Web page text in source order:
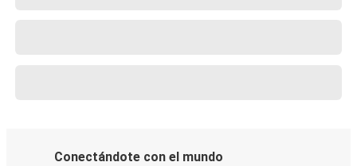
Conectándote con el mundo